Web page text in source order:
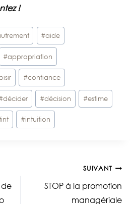
!
#aide
#appropriation
#confiance
décider #décision #estime
#intuition
de
SUIVANT
STOP à la promotion
managériale